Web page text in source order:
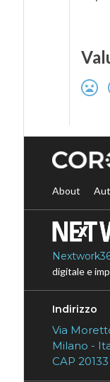
About
digitale e
Indirizzo
Via
Milano -
CAP 20133